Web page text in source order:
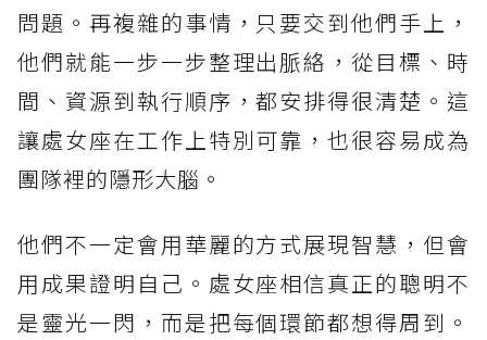
問題。再複雜的事情，只要交到他們手上，
他們就能一步一步整理出脈絡，從目標、時
間、資源到執行順序，都安排得很清楚。這
讓處女座在工作上特別可靠，也很容易成為
團隊裡的隱形大腦。
他們不一定會用華麗的方式展現智慧，但會
用成果證明自己。處女座相信真正的聰明不
是靈光一閃，而是把每個環節都想得周到。